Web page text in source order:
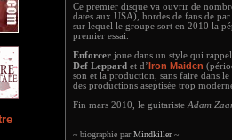
Ce premier disque va ouvrir de
dates aux USA), hordes de fans de
sur lequel le groupe sort en 2010 la
premier essai.
Enforcer joue dans un style qui
Def Leppard et d’Iron Maiden
son et la production, sans faire dans
des productions aseptisée trop
Fin mars 2010, le guitariste Adam
~ biographie parMindkiller~